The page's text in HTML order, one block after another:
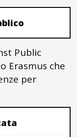
Public
Erasmus che
per